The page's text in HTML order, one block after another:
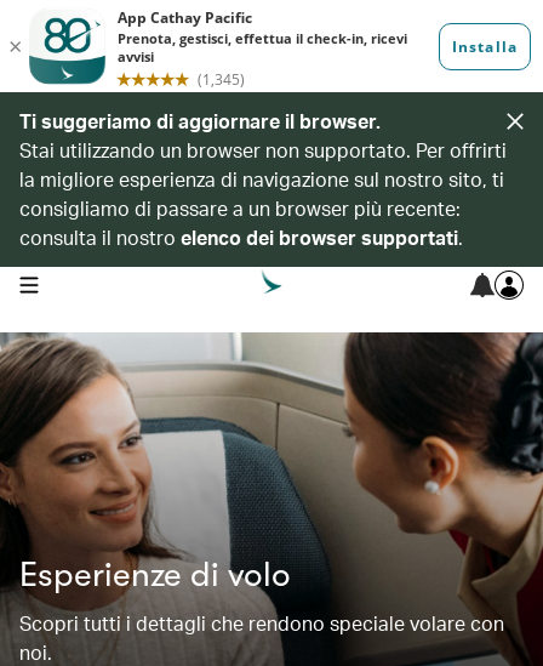
Ti suggeriamo di aggiornare il browser.
Stai utilizzando un browser non supportato. Per offrirti
la migliore esperienza di navigazione sul nostro sito, ti
consigliamo di passare a un browser più recente:
consulta il nostro elenco dei browser supportati.
open navigation menu
Esperienze di volo
Scopri tutti i dettagli che rendono speciale volare con
noi.